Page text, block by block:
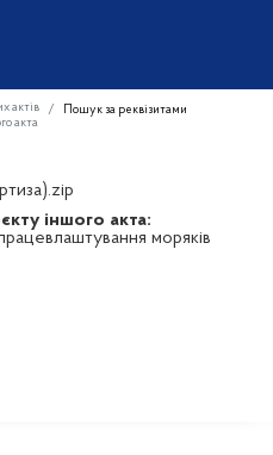
актів
Пошук за реквізитами
акта
іншого акта:
моряків